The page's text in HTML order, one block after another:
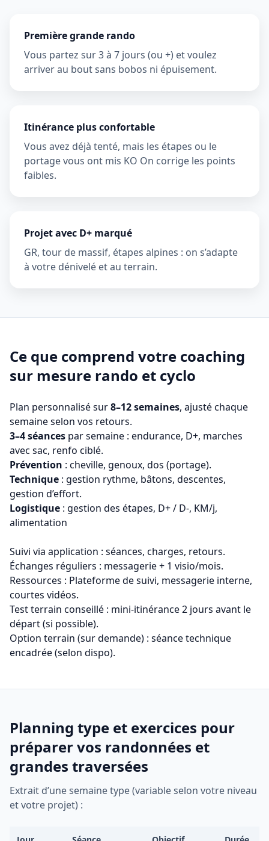
Première grande rando
Vous partez sur 3 à 7 jours (ou +) et voulez
arriver au bout sans bobos ni épuisement.
Itinérance plus confortable
Vous avez déjà tenté, mais les étapes ou le
portage vous ont mis KO On corrige les points
faibles.
Projet avec D+ marqué
GR, tour de massif, étapes alpines : on s’adapte
à votre dénivelé et au terrain.
Ce que comprend votre coaching
sur mesure rando et cyclo
Plan personnalisé sur8–12 semaines, ajusté chaque
semaine selon vos retours.
3–4 séances par semaine : endurance, D+, marches
avec sac, renfo ciblé.
Prévention : cheville, genoux, dos (portage).
Technique : gestion rythme, bâtons, descentes,
gestion d’effort.
Logistique : gestion des étapes, D+ / D-, KM/j,
alimentation
Suivi via application : séances, charges, retours.
Échanges réguliers : messagerie + 1 visio/mois.
Ressources : Plateforme de suivi, messagerie interne,
courtes vidéos.
Test terrain conseillé : mini‑itinérance 2 jours avant le
départ (si possible).
Option terrain (sur demande) : séance technique
encadrée (selon dispo).
Planning type et exercices pour
préparer vos randonnées et
grandes traversées
Extrait d’une semaine type (variable selon votre niveau
et votre projet) :